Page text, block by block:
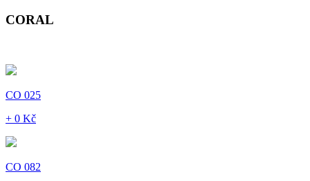
CORAL
CO 025
+ 0 Kč
CO 082